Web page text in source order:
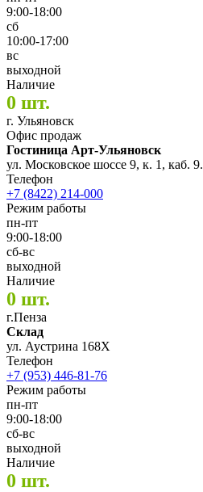
9:00-18:00
сб
10:00-17:00
вс
выходной
Наличие
0 шт.
г. Ульяновск
Офис продаж
Гостиница Арт-Ульяновск
ул. Московское шоссе 9, к. 1, каб. 9.
Телефон
+7 (8422) 214-000
Режим работы
пн-пт
9:00-18:00
сб-вс
выходной
Наличие
0 шт.
г.Пенза
Склад
ул. Аустрина 168Х
Телефон
+7 (953) 446-81-76
Режим работы
пн-пт
9:00-18:00
сб-вс
выходной
Наличие
0 шт.